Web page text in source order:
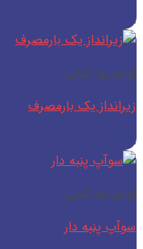
اطلاعات بیشتر
لوازم بهداشتی
زیرانداز یک بارمصرف
اطلاعات بیشتر
لوازم بهداشتی
سوآپ پنبه دار